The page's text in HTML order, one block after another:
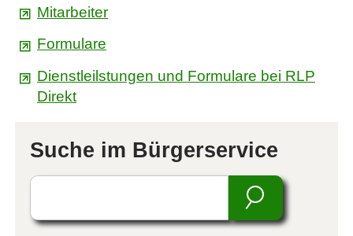
Mitarbeiter
Formulare
Dienstleilstungen und Formulare bei RLP
Direkt
Suche im Bürgerservice
Suche
Suchen